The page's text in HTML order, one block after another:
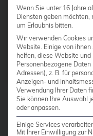
AppArmor
arm
AWS
Azure
backup
Weiterlesen
Beiträge
Wenn Sie unter 16 Jahre
Diensten geben möchten,
um Erlaubnis bitten.
Wir verwenden Cookies
Website. Einige von
helfen, diese Website und
Personenbezogene
Adressen), z. B. für
Anzeigen- und
Verwendung Ihrer Daten
Sie können Ihre Auswahl
oder anpassen.
Einige Services
Mit Ihrer Einwilligung zur